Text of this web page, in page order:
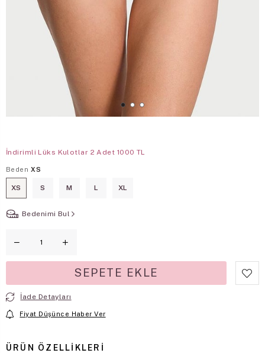
İndirimli Lüks Kulotlar 2 Adet 1000 TL
Beden XS
XS S M L XL
Bedenimi Bul
İade Detayları
Fiyat Düşünce Haber Ver
ÜRÜN ÖZELLIKLERI